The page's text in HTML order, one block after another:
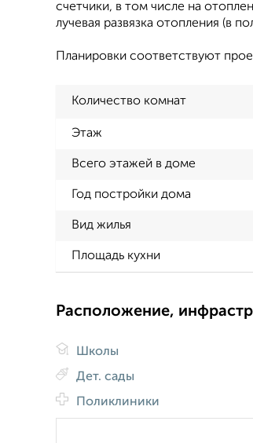
счетчики, в том числе на
лучевая развязка отопления (в
Планировки соответствуют
Количество комнат
Этаж
Всего этажей в доме
Год постройки дома
Вид жилья
Площадь кухни
Расположение,
Школы
Дет. сады
Поликлиники